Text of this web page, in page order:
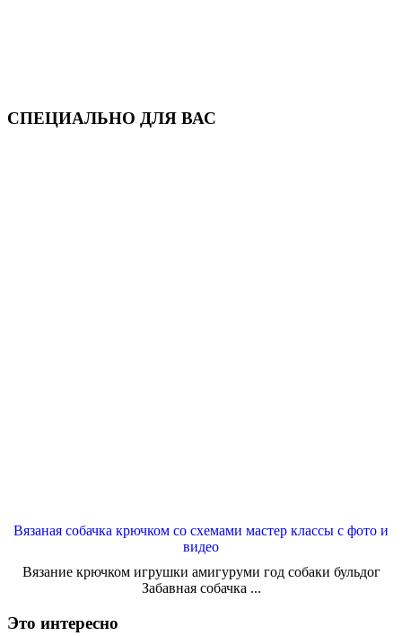
СПЕЦИАЛЬНО ДЛЯ ВАС
Вязаная собачка крючком со схемами мастер классы с фото и
видео
Вязание крючком игрушки амигуруми год собаки бульдог
Забавная собачка ...
Это интересно